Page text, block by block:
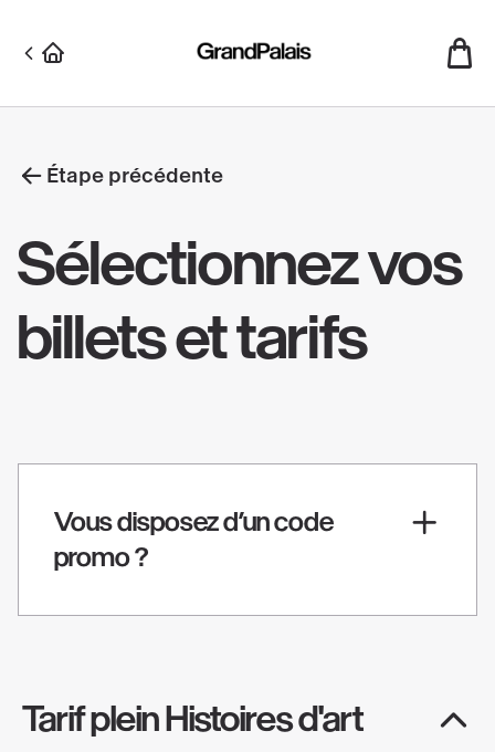
principal
Étape précédente
Sélectionnez vos
billets et tarifs
Vous disposez d’un code
promo ?
Tarif plein Histoires d'art